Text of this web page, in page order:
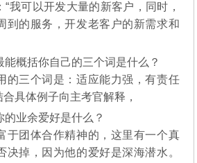
我可以开发大量的新客户，同时，
到的服务，开发老客户的新需求和
能概括你自己的三个词是什么？
的三个词是：适应能力强，有责任
具体例子向主考官解释，
的业余爱好是什么？
于团体合作精神的，这里有一个真
决掉，因为他的爱好是深海潜水。